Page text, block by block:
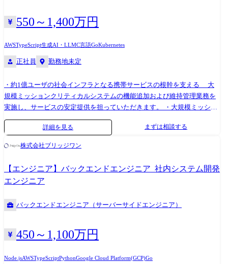
上で動く数百のワークフローの制御基盤を、自社で構築する。 ●Agent
Harnessとは Agent Harnessは、AIモデルを包み込む制御・実行基盤レイヤ
ーです。 Agent Framework (LangChain等) がエージェントの「構築」を担
す。 ●Backend Engineer 構築対象 : Web API・マイクロサービスの設計・
テートレスなリクエスト / レスポンス 安全性制御 : 認証・認可・入力バ
リデーション | ガードレール / ポリシー実行エンジン — LLM の出力を制
御するルール実行基盤 ●Agent Harness Engineer 構築対象 : LLM を中核と
したエージェント実行エンジン・SDK・オーケストレーターの設計・実
装 AI/ML との関わり : モデルルーティング、RAG 統合、コンテキスト注
入、推論最適化をシステムレベルで設計 状態管理 : エージェントのセッ
全性制御 : ガードレール / ポリシー実行エンジン — LLM の出力を制御す
るルール実行基盤 JAPAN AI では、この Agent Harness を自社開発し、全
プロダクト (JAPAN AI STUDIO / CHAT / SPEECH / AGENT 等) の共通基盤
として、AI / ML の知識を活かしながらエージェントの制御・実行基盤を
理解した上で、実行エンジン (Graph Runtime / State Machine) を設計・実
装する モデルルーティング、コンテキスト管理、メモリ基盤 (長期記
Claude Code / Codex / Gemini コミュニケーション: Slack / FigJam / Notion
550～1,400万円
AWSTypeScript生成AI・LLMC言語GoKubernetes
正社員 勤務地未定
・約1億ユーザの社会インフラとなる携帯サービスの根幹を支える 大
規模ミッションクリティカルシステムの機能追加および維持管理業務を
実施し、サービスの安定提供を担っていただきます。 ・大規模ミッショ
ンクリティカルシステムにおけるアプリケーション開発の 設計～試
験・リリース～維持管理までのトータルな業務内容に加え、 数年後に
る仕事です。 業務詳細 ・フロントエンド開発(React等を使用)やバックエ
ンド開発(GraphQL・API・RDB・NoSQL等を使用)を支える複数のチーム
があり、通信業界の大規模社会インフラサービスに関わるシステム開発
仮想VMを活用したクラウドネイティブ基盤。要件に応じて最適なアーキ
TypeScript・Go 言語といったモダン技術も活用。幅広い技術スタックを
経験でき、最新技術に挑戦できる環境です。 ・生成AI を活用し、既存シ
詳細を見る まずは相談する
株式会社ブリッジワン
【エンジニア】バックエンドエンジニア_社内システム開発
エンジニア
バックエンドエンジニア（サーバーサイドエンジニア）
450～1,100万円
Node.jsAWSTypeScriptPythonGoogle Cloud Platform(GCP)Go